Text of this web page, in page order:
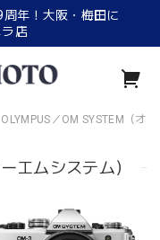
年！大阪・梅田に
店
OLYMPUS／OM SYSTEM（オ
エムシステム）